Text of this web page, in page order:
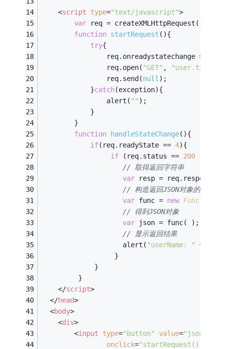
<script type="text/javascript">
var req = createXMLHttpRequest();
function startRequest ( ){
try{
req.onreadystatechange =
		        req.open(
"GET" , "user.txt"
		        req.send(
null );
		    }
catch(exception){
		        alert(
"" );
		    }
	    }
function handleStateChange( ){
if(req.readyState == 4){
if (req.status == 200
// 取得返回字符串
var resp =
// 构造返回JSON对象的方法
var func = new Function
// 得到JSON对象
var json = func( );
// 显示返回结果
		            alert(
"userName: "
+
	              }
	         }
</script>
</head>
<body>
<div>
<input type="button" value="json's
onclick="startRequest();"